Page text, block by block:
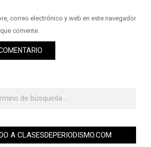
correo electrónico y web en este navegador
comente.
A CLASESDEPERIODISMO.COM